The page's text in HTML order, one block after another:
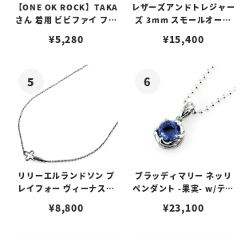
【ONE OK ROCK】TAKA
さん 着用 ビビファイ フー
¥5,280
レザーズアンドトレジャー
ズ 3mm スモールオーバ
ブスタークラスプ＆LTロ
¥15,400
リリーエルランドソン プ
レイフォー ヴィーナスチ
¥8,800
ブラッディマリー ネッリ
ペンダント -果実- w/ティ
¥23,100